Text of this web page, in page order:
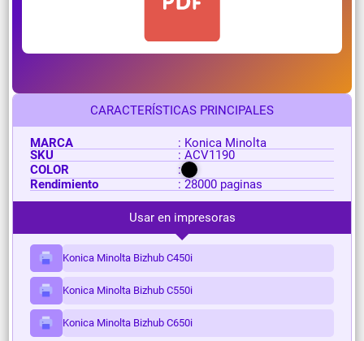
CARACTERÍSTICAS PRINCIPALES
MARCA
: Konica Minolta
SKU
: ACV1190
COLOR
:
Rendimiento
: 28000 paginas
Usar en impresoras
Konica Minolta Bizhub C450i
Konica Minolta Bizhub C550i
Konica Minolta Bizhub C650i